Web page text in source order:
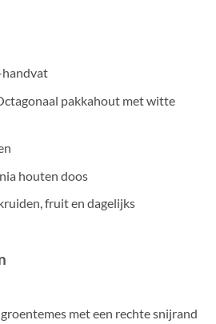
pakkahout met witte
houten doos
fruit en dagelijks
met een rechte snijrand